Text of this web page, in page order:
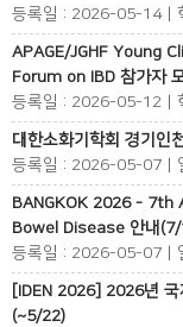
등록일 : 2026-05-14 |
APAGE/JGHF Young
Forum on IBD 참가자
등록일 : 2026-05-12 |
대한소화기학회 경기인
등록일 : 2026-05-07 |
BANGKOK 2026 - 7th
Bowel Disease 안내
등록일 : 2026-05-07 |
[IDEN 2026] 2026년
(~5/22)